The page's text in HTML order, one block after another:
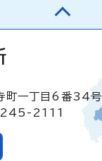
町一丁目6番34号
245-2111